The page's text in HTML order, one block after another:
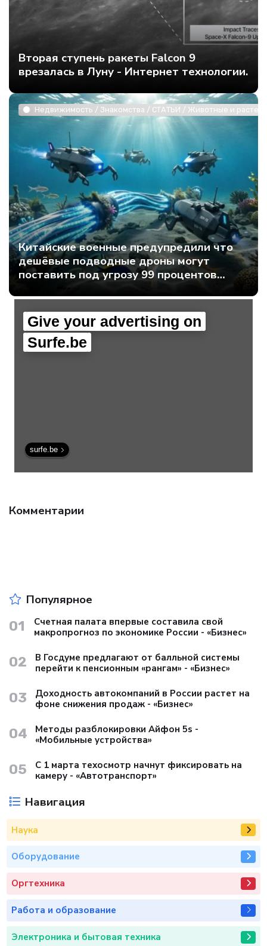
Вторая ступень ракеты Falcon 9
врезалась в Луну - Интернет технологии.
Недвижимость / Знакомства / СТАТЬИ / Животные и
Китайские военные предупредили что
дешёвые подводные дроны могут
поставить под угрозу 99 процентов
мирового интернет-трафика - Интернет
технологии.
Give your advertising on
Surfe.be
surfe.be
Комментарии
Популярное
01
Счетная палата впервые составила свой
макропрогноз по экономике России - «Бизнес»
02
В Госдуме предлагают от балльной системы
перейти к пенсионным «рангам» - «Бизнес»
03
Доходность автокомпаний в России растет на
фоне снижения продаж - «Бизнес»
04
Методы разблокировки Айфон 5s -
«Мобильные устройства»
05
С 1 марта техосмотр начнут фиксировать на
камеру - «Автотранспорт»
Навигация
Наука
Оборудование
Оргтехника
Работа и образование
Электроника и бытовая техника